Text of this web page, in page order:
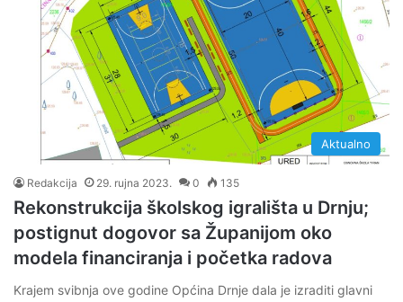
Aktualno
Redakcija 29. rujna 2023. 0 135
Rekonstrukcija školskog igrališta u Drnju;
postignut dogovor sa Županijom oko
modela financiranja i početka radova
Krajem svibnja ove godine Općina Drnje dala je izraditi glavni